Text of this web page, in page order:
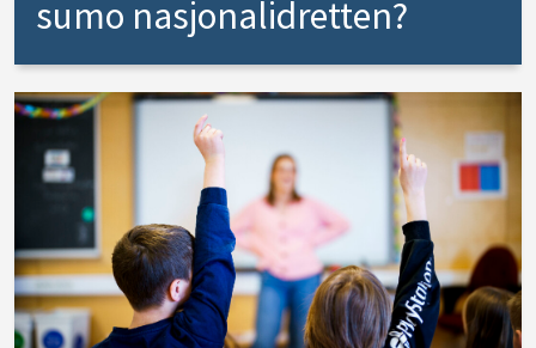
sumo nasjonalidretten?